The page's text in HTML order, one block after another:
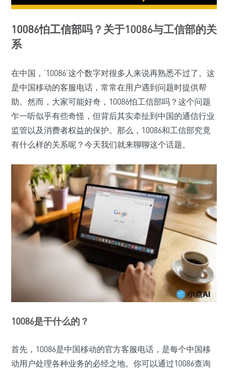
10086怕工信部吗？关于10086与工信部的关
系
在中国，‘10086’这个数字对很多人来说再熟悉不过了。这
是中国移动的客服电话，常常在用户遇到问题时提供帮
助。然而，大家可能好奇，10086怕工信部吗？这个问题
乍一听似乎有些奇怪，但背后其实牵扯到中国的通信行业
监管以及消费者权益的保护。那么，10086和工信部究竟
有什么样的关系呢？今天我们就来聊聊这个话题。
10086是干什么的？
首先，10086是中国移动的官方客服电话，是每个中国移
动用户处理各种业务的必经之地。你可以通过10086查询